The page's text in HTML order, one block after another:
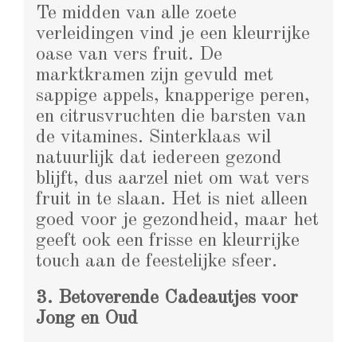
Te midden van alle zoete
verleidingen vind je een kleurrijke
oase van vers fruit. De
marktkramen zijn gevuld met
sappige appels, knapperige peren,
en citrusvruchten die barsten van
de vitamines. Sinterklaas wil
natuurlijk dat iedereen gezond
blijft, dus aarzel niet om wat vers
fruit in te slaan. Het is niet alleen
goed voor je gezondheid, maar het
geeft ook een frisse en kleurrijke
touch aan de feestelijke sfeer.
3. Betoverende Cadeautjes voor
Jong en Oud